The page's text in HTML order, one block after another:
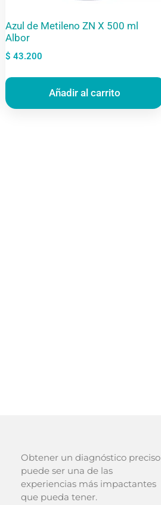
Azul de Metileno ZN X 500 ml
Albor
$ 43.200
Añadir al carrito
Obtener un diagnóstico preciso
puede ser una de las
experiencias más impactantes
que pueda tener.